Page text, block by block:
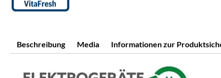
Beschreibung Media Informationen zur